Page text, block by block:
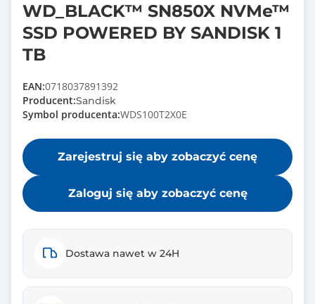
WD_BLACK™ SN850X NVMe™
SSD POWERED BY SANDISK 1
TB
EAN:0718037891392
Producent:Sandisk
Symbol producenta:WDS100T2X0E
Zarejestruj się aby zobaczyć cenę
Zaloguj się aby zobaczyć cenę
Dostawa nawet w 24H